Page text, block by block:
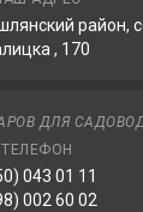
район,
, 170
ДЛЯ
ТЕЛЕФОН
043 01 11
002 60 02